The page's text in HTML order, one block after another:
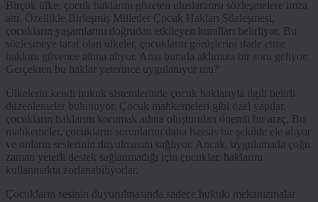
Birçok ülke, çocuk haklarını gözeten uluslararası sözleşmelere imza
attı. Özellikle Birleşmiş Milletler Çocuk Hakları Sözleşmesi,
çocukların yaşamlarını doğrudan etkileyen kuralları belirliyor. Bu
sözleşmeye taraf olan ülkeler, çocukların görüşlerini ifade etme
hakkını güvence altına alıyor. Ama burada aklımıza bir soru geliyor:
Gerçekten bu haklar yeterince uygulanıyor mu?
Ülkelerin kendi hukuk sistemlerinde çocuk haklarıyla ilgili belirli
düzenlemeler bulunuyor. Çocuk mahkemeleri gibi özel yapılar,
çocukların haklarını korumak adına oluşturulan önemli bir araç. Bu
mahkemeler, çocukların sorunlarını daha hassas bir şekilde ele alıyor
ve onların seslerinin duyulmasını sağlıyor. Ancak, uygulamada çoğu
zaman yeterli destek sağlanmadığı için çocuklar, haklarını
kullanmakta zorlanabiliyorlar.
Çocukların sesinin duyurulmasında sadece hukuki mekanizmalar